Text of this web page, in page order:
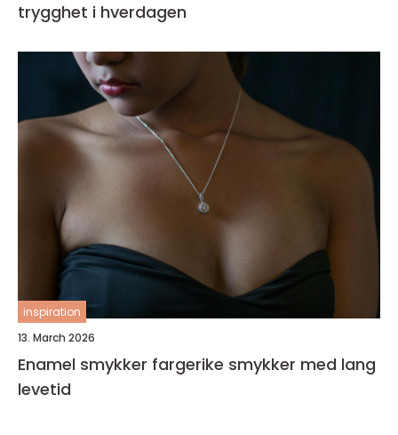
trygghet i hverdagen
inspiration
13. March 2026
Enamel smykker fargerike smykker med lang
levetid